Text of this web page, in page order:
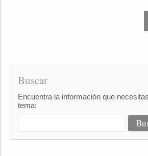
Buscar
Encuentra la información que
tema: